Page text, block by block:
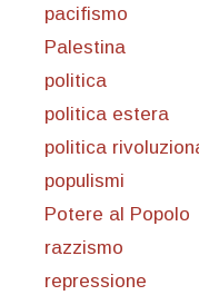
pacifismo
Palestina
politica
politica estera
politica
populismi
Potere al Popolo
razzismo
repressione